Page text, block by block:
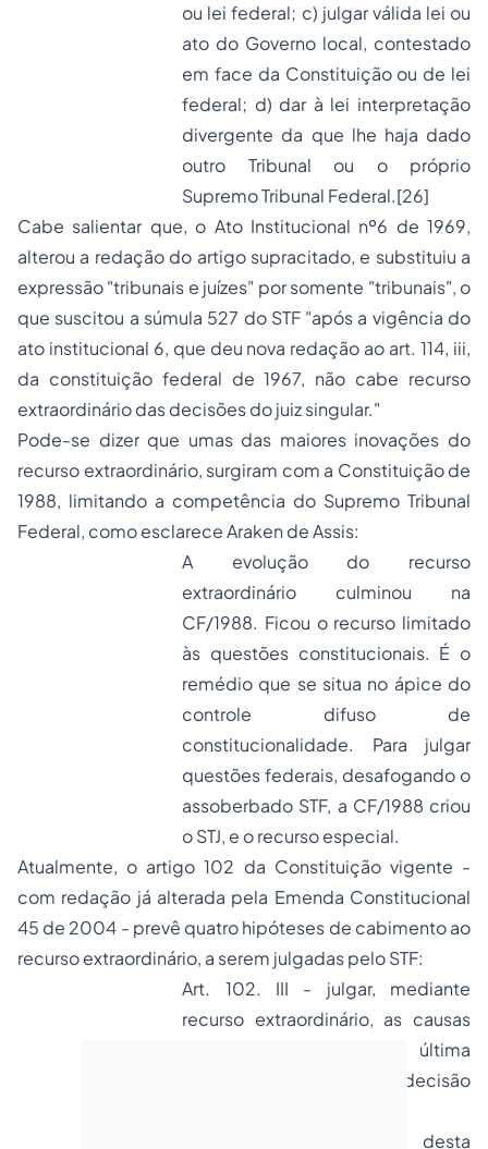
ou lei federal; c) julgar válida lei ou
ato do Governo local, contestado
em face da Constituição ou de lei
federal; d) dar à lei interpretação
divergente da que lhe haja dado
outro Tribunal ou o próprio
Supremo Tribunal Federal.[26]
Cabe salientar que, o Ato Institucional nº6 de 1969,
alterou a redação do artigo supracitado, e substituiu a
expressão "tribunais e juízes" por somente "tribunais", o
que suscitou a súmula 527 do STF "após a vigência do
ato institucional 6, que deu nova redação ao art. 114, iii,
da constituição federal de 1967, não cabe recurso
extraordinário das decisões do juiz singular."
Pode-se dizer que umas das maiores inovações do
recurso extraordinário, surgiram com a Constituição de
1988, limitando a competência do Supremo Tribunal
Federal, como esclarece Araken de Assis:
A evolução do recurso
extraordinário culminou na
CF/1988. Ficou o recurso limitado
às questões constitucionais. É o
remédio que se situa no ápice do
controle difuso de
constitucionalidade. Para julgar
questões federais, desafogando o
assoberbado STF, a CF/1988 criou
o STJ, e o recurso especial.
Atualmente, o artigo 102 da Constituição vigente -
com redação já alterada pela Emenda Constitucional
45 de 2004 - prevê quatro hipóteses de cabimento ao
recurso extraordinário, a serem julgadas pelo STF:
Art. 102. III - julgar, mediante
recurso extraordinário, as causas
decididas em única ou última
instância, quando a decisão
a) contrariar dispositivo desta